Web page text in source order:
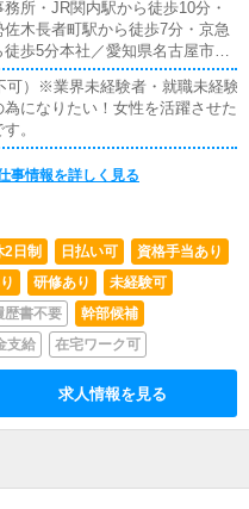
ただきます！マニュアルもある
車業務…役職者より上のスタッ
理…役職者より上のスタッフが
成…テキストを用いてメルマガ
トもあるので難しいＨＴＭＬ等
理等…役職者より上のスタッ
所・JR関内駅から徒歩10分・
木長者町駅から徒歩7分・京急
歩5分本社／愛知県名古屋市営
、三重、福岡の各都道府県（全
後も出店予定）※原則転勤はあり
可）※業界未経験者・就職未経験
になりたい！女性を活躍させた
。
事情報を詳しく見る
2日制 日払い可
資格手当あり
研修あり
未経験可
歴書不要
幹部候補
支給 在宅ワーク可
求人情報を見る